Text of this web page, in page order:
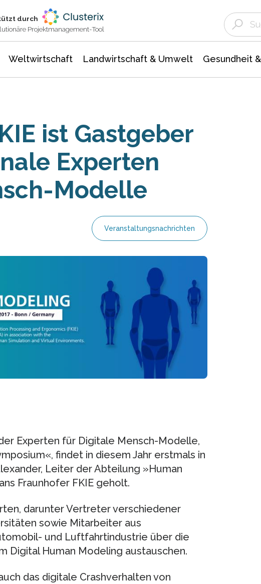
durch
Projektmanagement-Tool
Weltwirtschaft Landwirtschaft & Umwelt Gesundheit
ist Gastgeber
Experten
Modelle
Veranstaltungsnachrichten
Experten für Digitale Mensch-Modelle,
findet in diesem Jahr erstmals in
Leiter der Abteilung »Human
Fraunhofer FKIE geholt.
darunter Vertreter verschiedener
sowie Mitarbeiter aus
und Luftfahrtindustrie über die
Digital Human Modeling austauschen.
das digitale Crashverhalten von